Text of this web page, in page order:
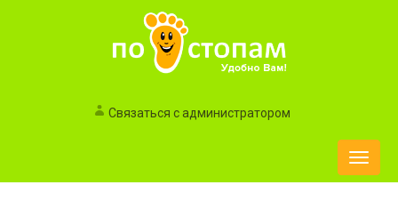
Связаться с администратором
Toggle